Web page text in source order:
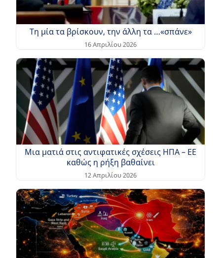
Τη μία τα βρίσκουν, την άλλη τα …«σπάνε»
16 Απριλίου 2026
Μια ματιά στις αντιφατικές σχέσεις ΗΠΑ – EE
καθώς η ρήξη βαθαίνει
12 Απριλίου 2026